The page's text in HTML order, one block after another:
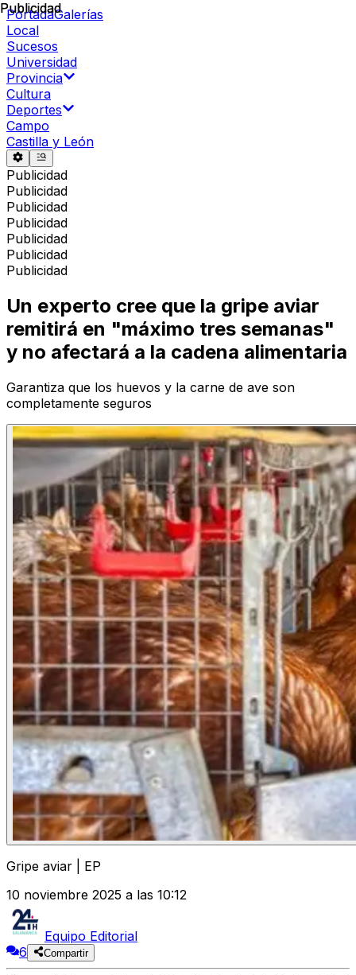
PortadaGalerías
Local
Sucesos
Universidad
Provincia
Cultura
Deportes
Campo
Castilla y León
Publicidad
Publicidad
Publicidad
Publicidad
Publicidad
Publicidad
Publicidad
Publicidad
Un experto cree que la gripe aviar
remitirá en "máximo tres semanas"
y no afectará a la cadena alimentaria
Garantiza que los huevos y la carne de ave son
completamente seguros
Gripe aviar | EP
10 noviembre 2025 a las 10:12
Equipo Editorial
6
Compartir
Publicidad